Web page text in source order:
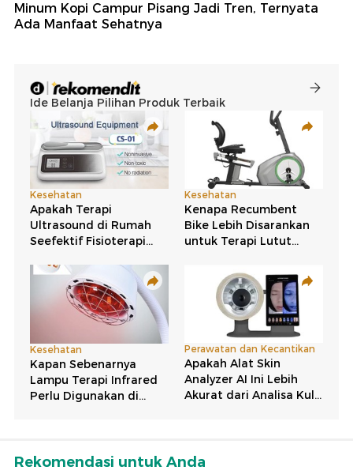
Minum Kopi Campur Pisang Jadi Tren, Ternyata
Ada Manfaat Sehatnya
Rekomendasi untuk Anda